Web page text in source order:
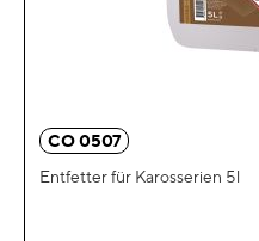
CO 0507
Entfetter für Karosserien 5l